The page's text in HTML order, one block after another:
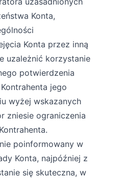
Konta,
Konta przez inną
uzależnić korzystanie
potwierdzenia
jego
wyżej wskazanych
zniesie ograniczenia
poinformowany w
Konta, najpóźniej z
się skuteczna, w